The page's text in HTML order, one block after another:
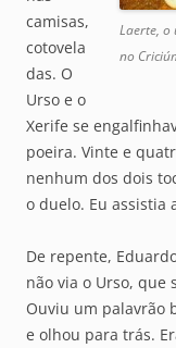
Laerte, o
no
camisas,
cotovela
das. O
Urso e o
Xerife se
poeira. Vinte e
nenhum dos dois
o duelo. Eu assistia
De repente,
não via o Urso, que
Ouviu um palavrão
e olhou para trás.